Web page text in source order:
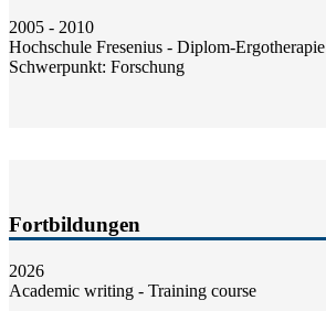
2005 - 2010
Hochschule Fresenius - Diplom-Ergotherapie
Schwerpunkt: Forschung
Fortbildungen
2026
Academic writing - Training course